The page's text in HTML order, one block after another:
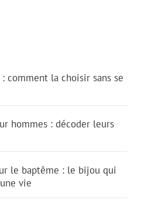
comment la choisir sans se
hommes : décoder leurs
le baptême : le bijou qui
vie